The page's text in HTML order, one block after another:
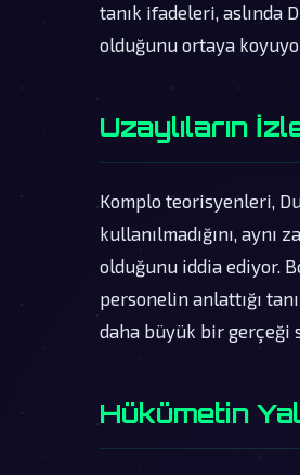
tanık ifadeleri, aslında
olduğunu ortaya
Uzaylıların
Komplo teorisyenleri,
kullanılmadığını, aynı
olduğunu iddia ediyor.
personelin anlattığı
daha büyük bir gerçeği
Hükümetin